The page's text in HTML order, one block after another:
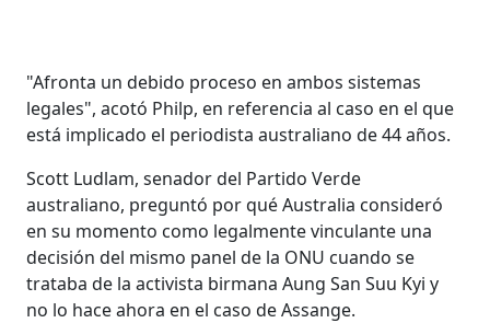
"Afronta un debido proceso en ambos sistemas
legales", acotó Philp, en referencia al caso en el que
está implicado el periodista australiano de 44 años.
Scott Ludlam, senador del Partido Verde
australiano, preguntó por qué Australia consideró
en su momento como legalmente vinculante una
decisión del mismo panel de la ONU cuando se
trataba de la activista birmana Aung San Suu Kyi y
no lo hace ahora en el caso de Assange.